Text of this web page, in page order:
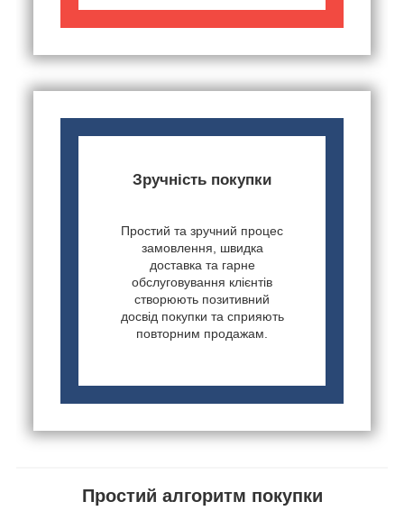
Зручність покупки
Простий та зручний процес
замовлення, швидка
доставка та гарне
обслуговування клієнтів
створюють позитивний
досвід покупки та сприяють
повторним продажам.
Простий алгоритм покупки